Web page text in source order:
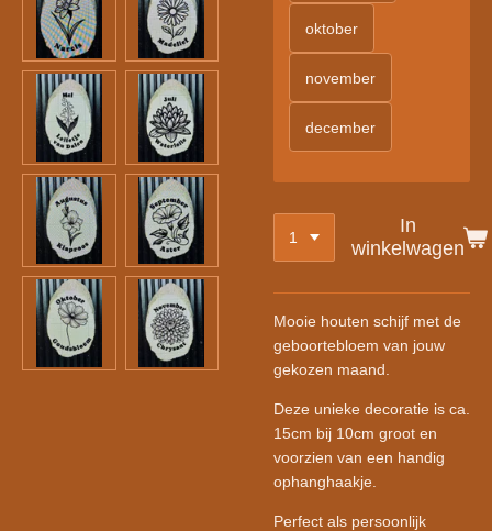
oktober
november
december
In
winkelwagen
Mooie houten schijf met de
geboortebloem van jouw
gekozen maand.
Deze unieke decoratie is ca.
15cm bij 10cm groot en
voorzien van een handig
ophanghaakje.
Perfect als persoonlijk